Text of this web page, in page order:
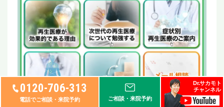
0120-706-313
電話でご相談・来院予約 ご相談・来院予約
Dr.サカモト
チャンネル